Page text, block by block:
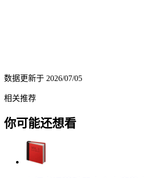
数据更新于 2026/07/05
相关推荐
你可能还想看